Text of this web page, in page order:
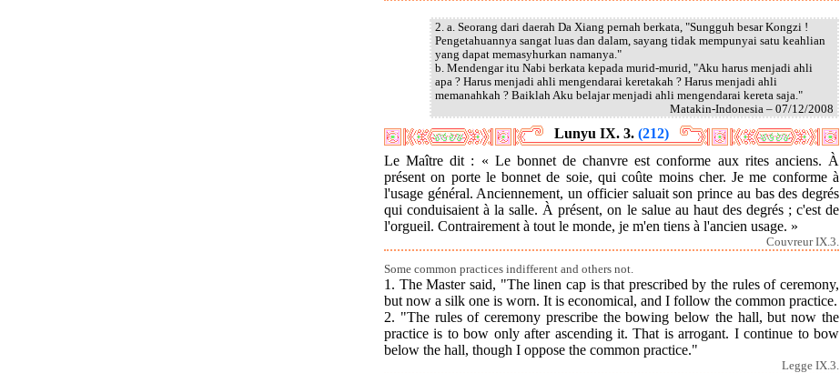
2. a. Seorang dari daerah Da Xiang pernah berkata, "Sungguh besar Kongzi !
Pengetahuannya sangat luas dan dalam, sayang tidak mempunyai satu keahlian
yang dapat memasyhurkan namanya."
b. Mendengar itu Nabi berkata kepada murid-murid, "Aku harus menjadi ahli
apa ? Harus menjadi ahli mengendarai keretakah ? Harus menjadi ahli
memanahkah ? Baiklah Aku belajar menjadi ahli mengendarai kereta saja."
Matakin-Indonesia – 07/12/2008
Lunyu IX. 3. (212)
Le Maître dit : « Le bonnet de chanvre est conforme aux rites anciens. À
présent on porte le bonnet de soie, qui coûte moins cher. Je me conforme à
l'usage général. Anciennement, un officier saluait son prince au bas des degrés
qui conduisaient à la salle. À présent, on le salue au haut des degrés ; c'est de
l'orgueil. Contrairement à tout le monde, je m'en tiens à l'ancien usage. »
Couvreur IX.3.
Some common practices indifferent and others not.
1. The Master said, "The linen cap is that prescribed by the rules of ceremony,
but now a silk one is worn. It is economical, and I follow the common practice.
2. "The rules of ceremony prescribe the bowing below the hall, but now the
practice is to bow only after ascending it. That is arrogant. I continue to bow
below the hall, though I oppose the common practice."
Legge IX.3.